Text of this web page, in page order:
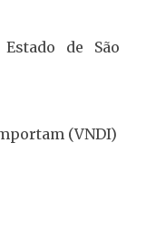
de São
(VNDI)